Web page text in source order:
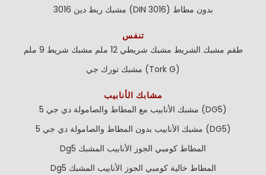
مشبك ربط دين 3016 (DIN 3016) بدون مطاط
تنفس
مشبك شريط 9 ملم
مشبك شريطي 12 ملم طقم مشبك الشريط
مشبك تورك جي (Tork G)
مشابك الأنابيب
مشبك الأنابيب مع المطاط والصامولة دي جي 5 (DG5)
مشبك الأنابيب بدون المطاط والصامولة دي جي 5 (DG5)
Dg5 المطاط كومبي الجوز الأنابيب المشبك
Dg5 المطاط خالية كومبي الجوز الأنابيب المشبك